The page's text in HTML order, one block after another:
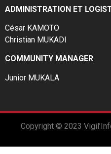
ADMINISTRATION ET
César KAMOTO
Christian MUKADI
COMMUNITY MANAGER
Junior MUKALA
Copyright © 2023